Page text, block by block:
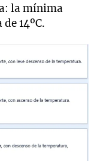
la mínima
14ºC.